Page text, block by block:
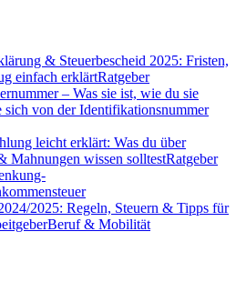
& Steuerbescheid 2025: Fristen,
einfach erklärtRatgeber
– Was sie ist, wie du sie
von der Identifikationsnummer
leicht erklärt: Was du über
Mahnungen wissen solltestRatgeber
2025: Regeln, Steuern & Tipps für
Beruf & Mobilität